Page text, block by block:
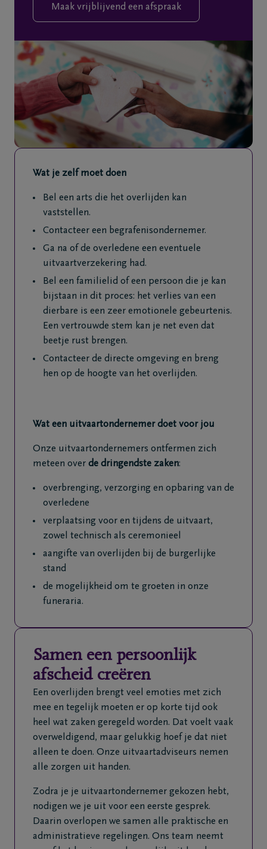
Veelgestelde
vragen
Meld een
overlijden
24u/24
89
+32
89
76
13
Dilsen-
+32
40
Lanaken
Maak vrijblijvend een afspraak
Wat je zelf moet doen
Bel een arts die het overlijden kan
vaststellen.
Contacteer een begrafenisondernemer.
Ga na of de overledene een eventuele
uitvaartverzekering had.
Bel een familielid of een persoon die je kan
bijstaan in dit proces: het verlies van een
dierbare is een zeer emotionele gebeurtenis.
Een vertrouwde stem kan je net even dat
beetje rust brengen.
Contacteer de directe omgeving en breng
hen op de hoogte van het overlijden.
Wat een uitvaartondernemer doet voor jou
Onze uitvaartondernemers ontfermen zich
meteen over de dringendste zaken:
overbrenging, verzorging en opbaring van de
overledene
verplaatsing voor en tijdens de uitvaart,
zowel technisch als ceremonieel
aangifte van overlijden bij de burgerlijke
stand
de mogelijkheid om te groeten in onze
funeraria.
Samen een persoonlijk
afscheid creëren
Een overlijden brengt veel emoties met zich
mee en tegelijk moeten er op korte tijd ook
heel wat zaken geregeld worden. Dat voelt vaak
overweldigend, maar gelukkig hoef je dat niet
alleen te doen. Onze uitvaartadviseurs nemen
alle zorgen uit handen.
Zodra je je uitvaartondernemer gekozen hebt,
nodigen we je uit voor een eerste gesprek.
Daarin overlopen we samen alle praktische en
administratieve regelingen. Ons team neemt